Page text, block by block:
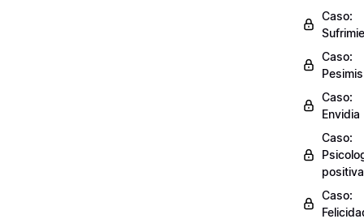
Caso:
Caso:
Caso:
Envidia
Caso:
positiva
Caso: